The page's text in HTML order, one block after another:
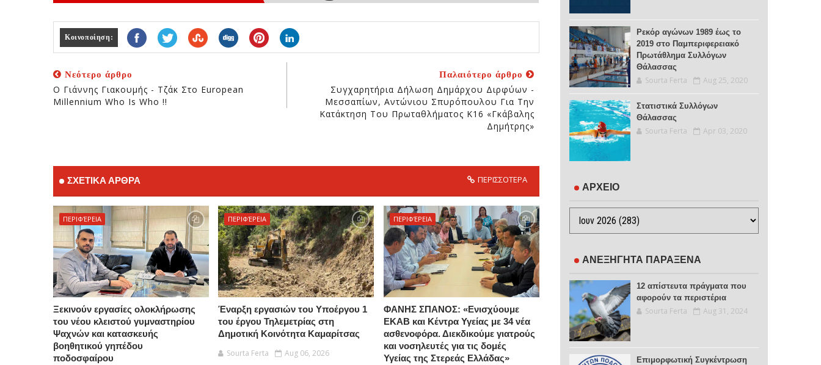
Κοινοποίηση:
Νεότερο άρθρο
Ο Γιάννης Γιακουμής - Τζάκ Στο European
Millennium Who Is Who !!
Παλαιότερο άρθρο
Συγχαρητήρια Δήλωση Δημάρχου Διρφύων -
Μεσσαπίων, Αντώνιου Σπυρόπουλου Για Την
Κατάκτηση Του Πρωταθλήματος Κ16 «Γκάβαλης
Δημήτρης»
ΣΧΕΤΙΚΑ ΑΡΘΡΑ ΠΕΡΙΣΣΟΤΕΡΑ
ΠΕΡΙΦΈΡΕΙΑ
Ξεκινούν εργασίες ολοκλήρωσης
του νέου κλειστού γυμναστηρίου
Ψαχνών και κατασκευής
βοηθητικού γηπέδου
ποδοσφαίρου
ΠΕΡΙΦΈΡΕΙΑ
Έναρξη εργασιών του Υποέργου 1
του έργου Τηλεμετρίας στη
Δημοτική Κοινότητα Καμαρίτσας
Sourta Ferta
Aug 06, 2026
ΠΕΡΙΦΈΡΕΙΑ
ΦΑΝΗΣ ΣΠΑΝΟΣ: «Ενισχύουμε
ΕΚΑΒ και Κέντρα Υγείας με 34 νέα
ασθενοφόρα. Διεκδικούμε γιατρούς
και νοσηλευτές για τις δομές
Υγείας της Στερεάς Ελλάδας»
Ρεκόρ αγώνων 1989 έως το
2019 στο Παμπεριφερειακό
Πρωτάθλημα Συλλόγων
Θάλασσας
Sourta Ferta Aug 25, 2020
Στατιστικά Συλλόγων
Θάλασσας
Sourta Ferta Apr 03, 2020
ΑΡΧΕΙΟ
ΑΝΕΞΗΓΗΤΑ ΠΑΡΑΞΕΝΑ
12 απίστευτα πράγματα που
αφορούν τα περιστέρια
Sourta Ferta Aug 31, 2024
Επιμορφωτική Συγκέντρωση